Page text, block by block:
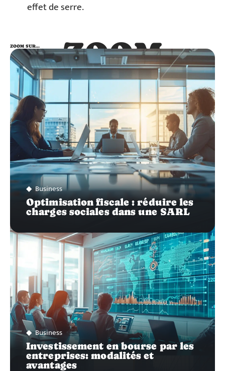
effet de serre.
ZOOM
SUR…
ZOOM SUR…
Business
Optimisation fiscale : réduire les
charges sociales dans une SARL
Business
Investissement en bourse par les
entreprises: modalités et
avantages